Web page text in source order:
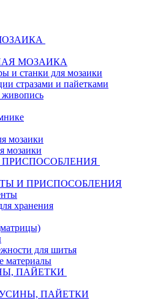
МОЗАИКА
и станки для мозаики
стразами и пайетками
живопись
мозаики
мозаики
И ПРИСПОСОБЛЕНИЯ
хранения
для шитья
материалы
ПАЙЕТКИ
ПАЙЕТКИ